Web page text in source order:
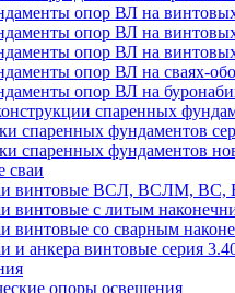
опор ВЛ на винтовых
опор ВЛ на винтовых
опор ВЛ на винтовых
опор ВЛ на сваях-
опор ВЛ на
спаренных
спаренных фундаментов
спаренных фундаментов
сваи
винтовые ВСЛ, ВСЛМ, ВС,
винтовые с литым
винтовые со сварным
и анкера винтовые серия
опоры освещения